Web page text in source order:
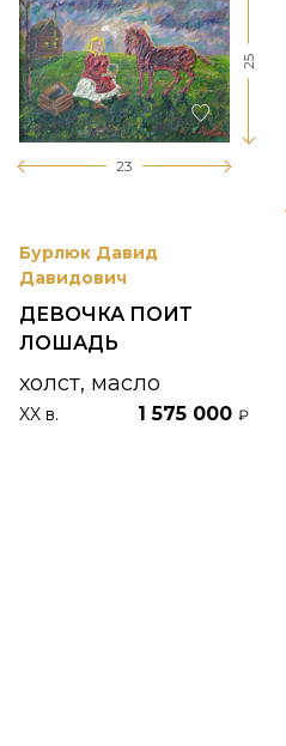
23
25
Бурлюк Давид
Давидович
ДЕВОЧКА ПОИТ
ЛОШАДЬ
холст, масло
XX в. 1 575 000 ₽